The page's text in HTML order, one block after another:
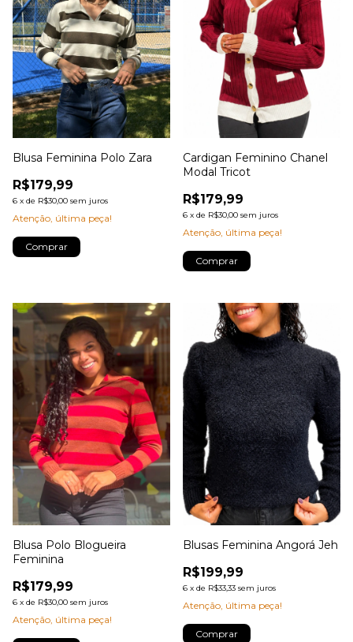
Blusa Feminina Polo Zara
R$179,99
6 x de R$30,00 sem juros
Atenção, última peça!
Comprar
Cardigan Feminino Chanel
Modal Tricot
R$179,99
6 x de R$30,00 sem juros
Atenção, última peça!
Comprar
Blusa Polo Blogueira
Feminina
R$179,99
6 x de R$30,00 sem juros
Atenção, última peça!
Blusas Feminina Angorá Jeh
R$199,99
6 x de R$33,33 sem juros
Atenção, última peça!
Comprar